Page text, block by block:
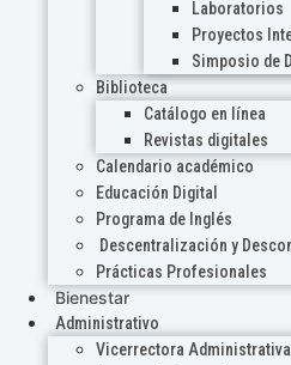
Laboratorios
Proyectos
Simposio de
Biblioteca
Catálogo en línea
Revistas digitales
Calendario académico
Educación Digital
Programa de Inglés
Descentralización y
Prácticas Profesionales
Bienestar
Administrativo
Vicerrectora